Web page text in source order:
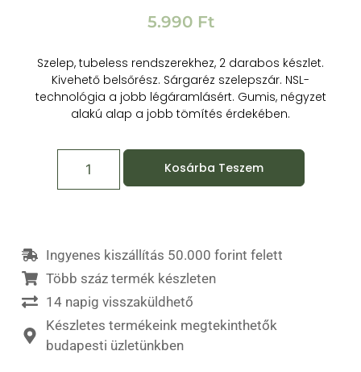
5.990 Ft
Szelep, tubeless rendszerekhez, 2 darabos készlet.
Kivehető belsőrész. Sárgaréz szelepszár. NSL-
technológia a jobb légáramlásért. Gumis, négyzet
alakú alap a jobb tömítés érdekében.
Kosárba Teszem
Ingyenes kiszállítás 50.000 forint felett
Több száz termék készleten
14 napig visszaküldhető
Készletes termékeink megtekinthetők
budapesti üzletünkben